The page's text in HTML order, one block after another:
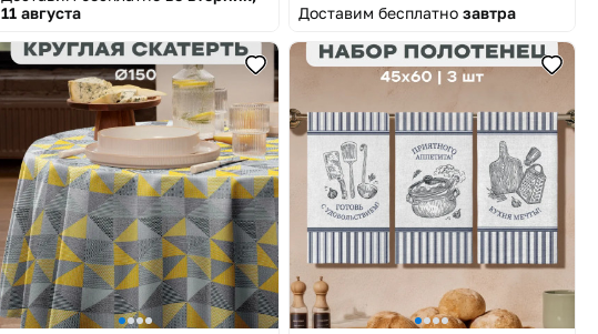
11 августа
Доставим бесплатно завтра